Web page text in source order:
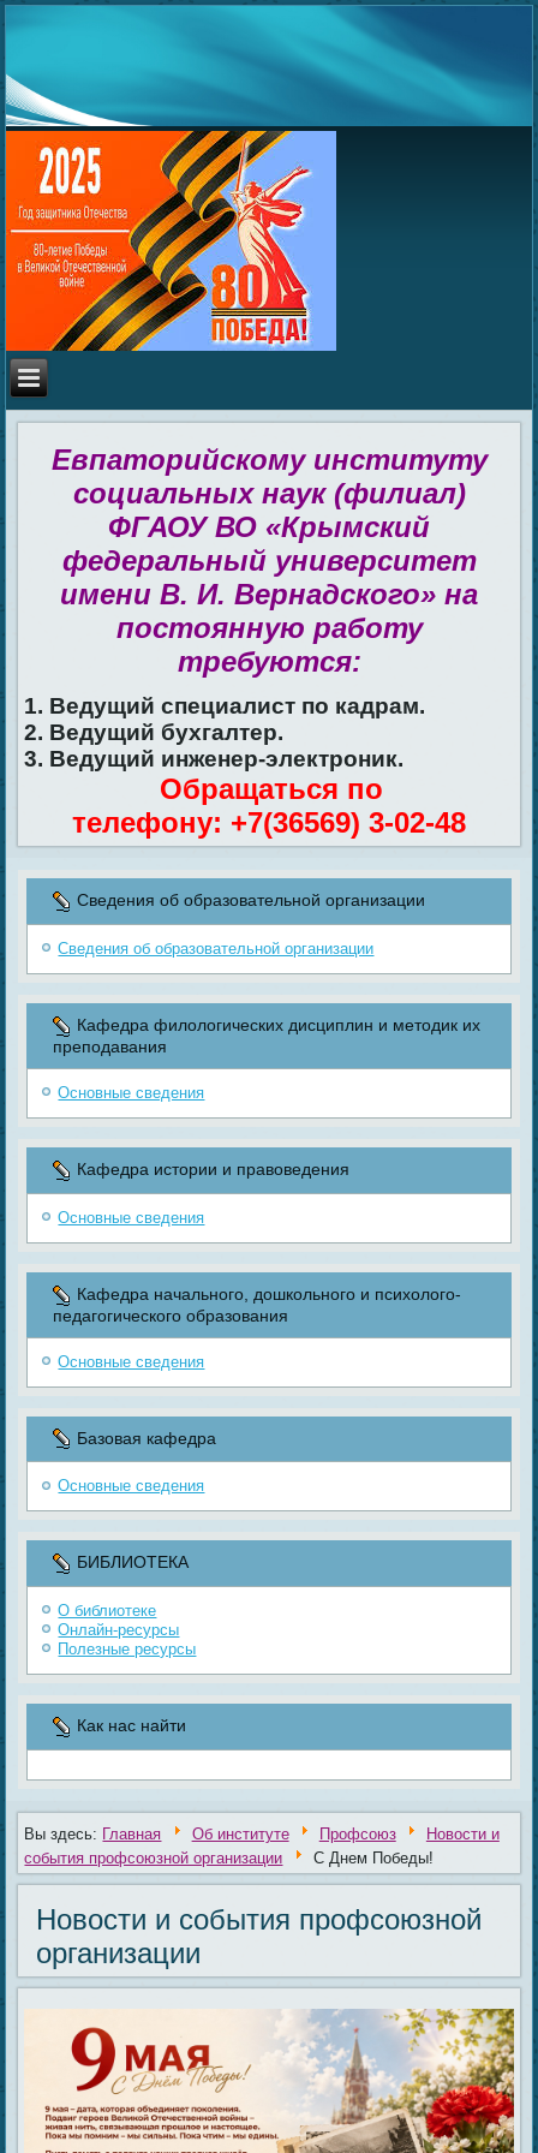
Евпаторийскому институту
социальных наук (филиал)
ФГАОУ ВО «Крымский
федеральный университет
имени В. И. Вернадского» на
постоянную работу
требуются:
1. Ведущий специалист по кадрам.
2. Ведущий бухгалтер.
3. Ведущий инженер-электроник.
Обращаться по
телефону: +7(36569) 3-02-48
Сведения об образовательной организации
Сведения об образовательной организации
Кафедра филологических дисциплин и методик их
преподавания
Основные сведения
Кафедра истории и правоведения
Основные сведения
Кафедра начального, дошкольного и психолого-
педагогического образования
Основные сведения
Базовая кафедра
Основные сведения
БИБЛИОТЕКА
О библиотеке
Онлайн-ресурсы
Полезные ресурсы
Как нас найти
Вы здесь: Главная Об институте Профсоюз
Новости и
события профсоюзной организации
С Днем Победы!
Новости и события профсоюзной
организации